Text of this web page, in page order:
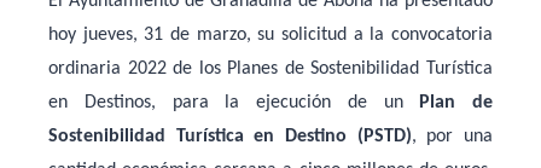
hoy jueves, 31 de marzo, su solicitud a la convocatoria
ordinaria 2022 de los Planes de Sostenibilidad Turística
en Destinos, para la ejecución de un
Plan de
Sostenibilidad Turística en Destino (PSTD), por una